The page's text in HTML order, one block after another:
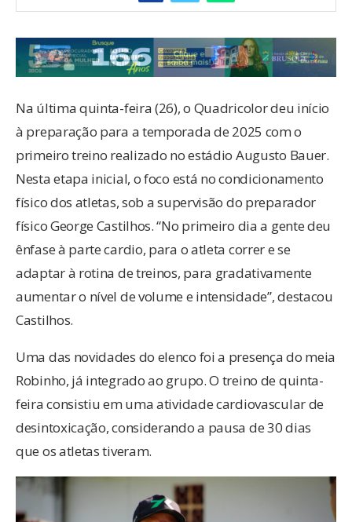
Na última quinta-feira (26), o Quadricolor deu início
à preparação para a temporada de 2025 com o
primeiro treino realizado no estádio Augusto Bauer.
Nesta etapa inicial, o foco está no condicionamento
físico dos atletas, sob a supervisão do preparador
físico George Castilhos. “No primeiro dia a gente deu
ênfase à parte cardio, para o atleta correr e se
adaptar à rotina de treinos, para gradativamente
aumentar o nível de volume e intensidade”, destacou
Castilhos.
Uma das novidades do elenco foi a presença do meia
Robinho, já integrado ao grupo. O treino de quinta-
feira consistiu em uma atividade cardiovascular de
desintoxicação, considerando a pausa de 30 dias
que os atletas tiveram.